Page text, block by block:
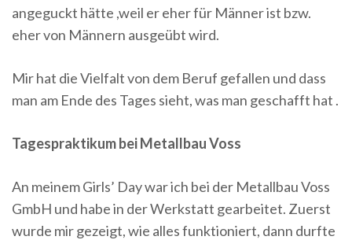
angeguckt hätte ,weil er eher für Männer ist bzw.
eher von Männern ausgeübt wird.
Mir hat die Vielfalt von dem Beruf gefallen und dass
man am Ende des Tages sieht, was man geschafft hat .
Tagespraktikum bei Metallbau Voss
An meinem Girls’ Day war ich bei der Metallbau Voss
GmbH und habe in der Werkstatt gearbeitet. Zuerst
wurde mir gezeigt, wie alles funktioniert, dann durfte